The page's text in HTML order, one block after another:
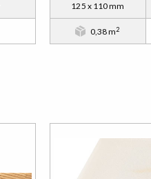
125 x 110 mm
0,38 m2